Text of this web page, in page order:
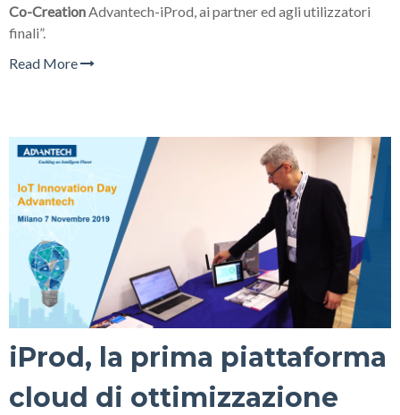
Co-CreationAdvantech-iProd, ai partner ed agli utilizzatori
finali”.
Read More
iProd, la prima piattaforma
cloud di ottimizzazione